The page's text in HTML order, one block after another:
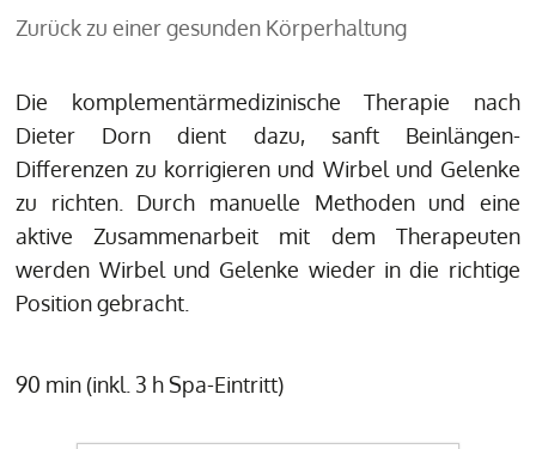
Zurück zu einer gesunden Körperhaltung
Die komplementärmedizinische Therapie nach
Dieter Dorn dient dazu, sanft Beinlängen-
Differenzen zu korrigieren und Wirbel und Gelenke
zu richten. Durch manuelle Methoden und eine
aktive Zusammenarbeit mit dem Therapeuten
werden Wirbel und Gelenke wieder in die richtige
Position gebracht.
90 min (inkl. 3 h Spa-Eintritt)